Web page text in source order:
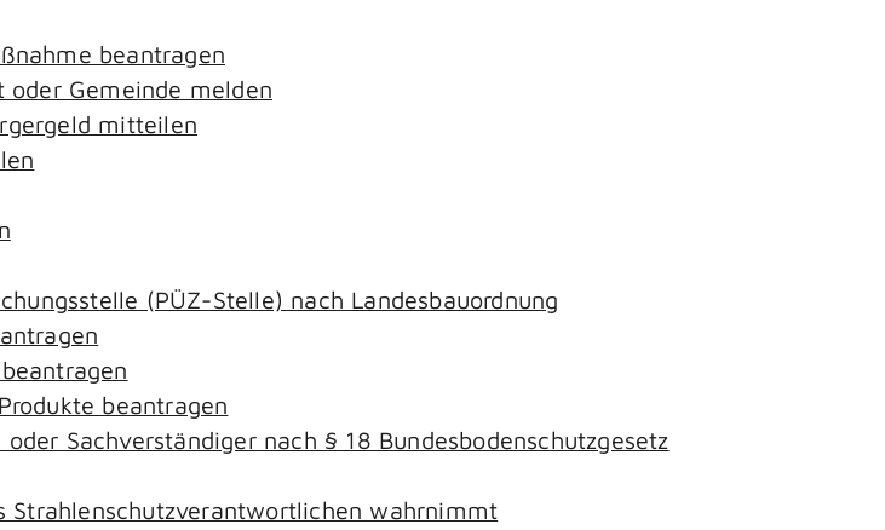
beantragen
oder Gemeinde melden
mitteilen
(PÜZ-Stelle) nach Landesbauordnung
beantragen
Sachverständiger nach § 18 Bundesbodenschutzgesetz
Strahlenschutzverantwortlichen wahrnimmt